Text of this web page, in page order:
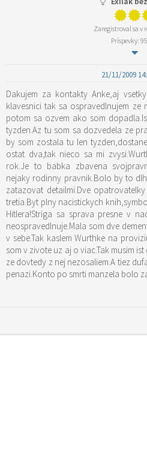
Zaregistroval sa v
Príspevky:
21/11/2009
Dakujem za kontakty Anke,aj
klavesnici tak sa ospravedlnujem ze
potom sa ozvem ako som
tyzden.Az tu som sa dozvedela ze
by som zostala tu len
ostat dva,tak nieco sa mi
rok.Je to babka zbavena
nejaky rodinny pravnik.Bolo by to
zatazovat detailmi.Dve
tretia.Byt plny nacistickych
Hitlera!Striga sa sprava presne v
neospravedlnuje.Mala som dve
v sebe.Tak kaslem Wurthke na
som v zivote uz aj o viac.Tak musim
ze dovtedy z nej nezosaliem.A tiez
penazi.Konto po smrti manzela bolo